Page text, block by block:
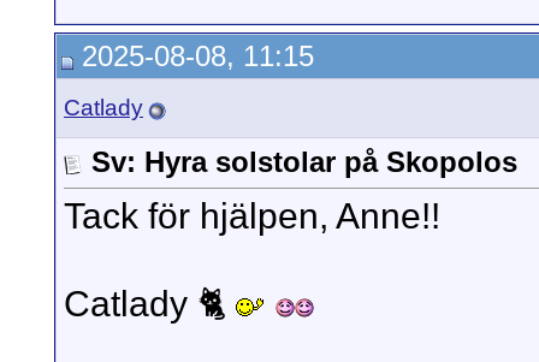
2025-08-08, 11:15
Catlady
Sv: Hyra solstolar på Skopolos
Tack för hjälpen, Anne!!
Catlady 🐈